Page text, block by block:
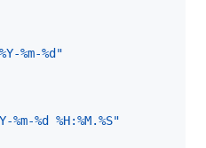
%m-%d"
%m-%d %H:%M.%S"